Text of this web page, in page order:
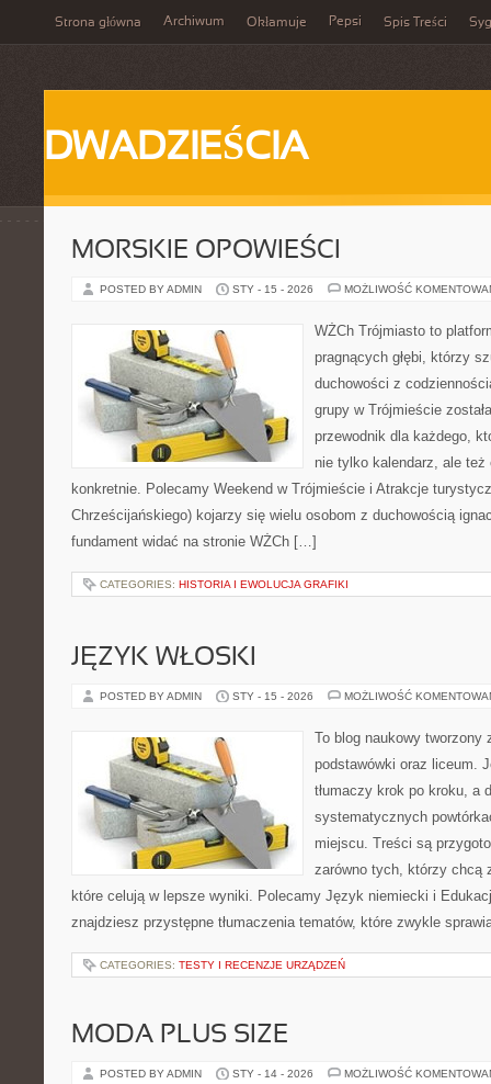
Strona główna Archiwum Okłamuje Pepsi Spis Treści
DWADZIEŚCIA
MORSKIE OPOWIEŚCI
POSTED BY ADMIN STY - 15 - 2026 MOŻLIWOŚĆ
WŻCh Trójmiasto to
pragnących głębi, którzy
duchowości z
grupy w Trójmieście
przewodnik dla każdego,
nie tylko kalendarz, ale
konkretnie. Polecamy Weekend w Trójmieście i Atrakcje
Chrześcijańskiego) kojarzy się wielu osobom z duchowością
fundament widać na stronie WŻCh […]
CATEGORIES: HISTORIA I EWOLUCJA GRAFIKI
JĘZYK WŁOSKI
POSTED BY ADMIN STY - 15 - 2026 MOŻLIWOŚĆ
To blog naukowy tworzony
podstawówki oraz liceum.
tłumaczy krok po kroku, a
systematycznych
miejscu. Treści są
zarówno tych, którzy chcą
które celują w lepsze wyniki. Polecamy Język niemiecki i
znajdziesz przystępne tłumaczenia tematów, które zwykle
CATEGORIES: TESTY I RECENZJE URZĄDZEŃ
MODA PLUS SIZE
POSTED BY ADMIN STY - 14 - 2026 MOŻLIWOŚĆ